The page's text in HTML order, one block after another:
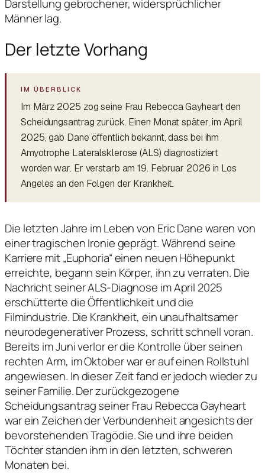
Darstellung gebrochener, widersprüchlicher
Männer lag.
Der letzte Vorhang
Im März 2025 zog seine Frau Rebecca Gayheart den
Scheidungsantrag zurück. Einen Monat später, im April
2025, gab Dane öffentlich bekannt, dass bei ihm
Amyotrophe Lateralsklerose (ALS) diagnostiziert
worden war. Er verstarb am 19. Februar 2026 in Los
Angeles an den Folgen der Krankheit.
Die letzten Jahre im Leben von Eric Dane waren von
einer tragischen Ironie geprägt. Während seine
Karriere mit „Euphoria“ einen neuen Höhepunkt
erreichte, begann sein Körper, ihn zu verraten. Die
Nachricht seiner ALS-Diagnose im April 2025
erschütterte die Öffentlichkeit und die
Filmindustrie. Die Krankheit, ein unaufhaltsamer
neurodegenerativer Prozess, schritt schnell voran.
Bereits im Juni verlor er die Kontrolle über seinen
rechten Arm, im Oktober war er auf einen Rollstuhl
angewiesen. In dieser Zeit fand er jedoch wieder zu
seiner Familie. Der zurückgezogene
Scheidungsantrag seiner Frau Rebecca Gayheart
war ein Zeichen der Verbundenheit angesichts der
bevorstehenden Tragödie. Sie und ihre beiden
Töchter standen ihm in den letzten, schweren
Monaten bei.